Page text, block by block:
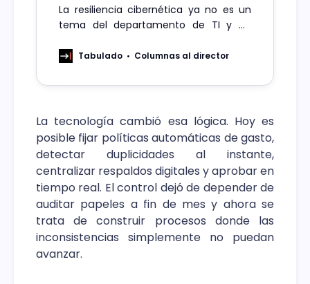
La resiliencia cibernética ya no es un
tema del departamento de TI y ha
Por eso avanzar en una estrategia
dimensiones críticas, será una
Tabulado Columnas al director
La tecnología cambió esa lógica. Hoy es
posible fijar políticas automáticas de gasto,
detectar duplicidades al instante,
centralizar respaldos digitales y aprobar en
tiempo real. El control dejó de depender de
auditar papeles a fin de mes y ahora se
trata de construir procesos donde las
inconsistencias simplemente no puedan
avanzar.